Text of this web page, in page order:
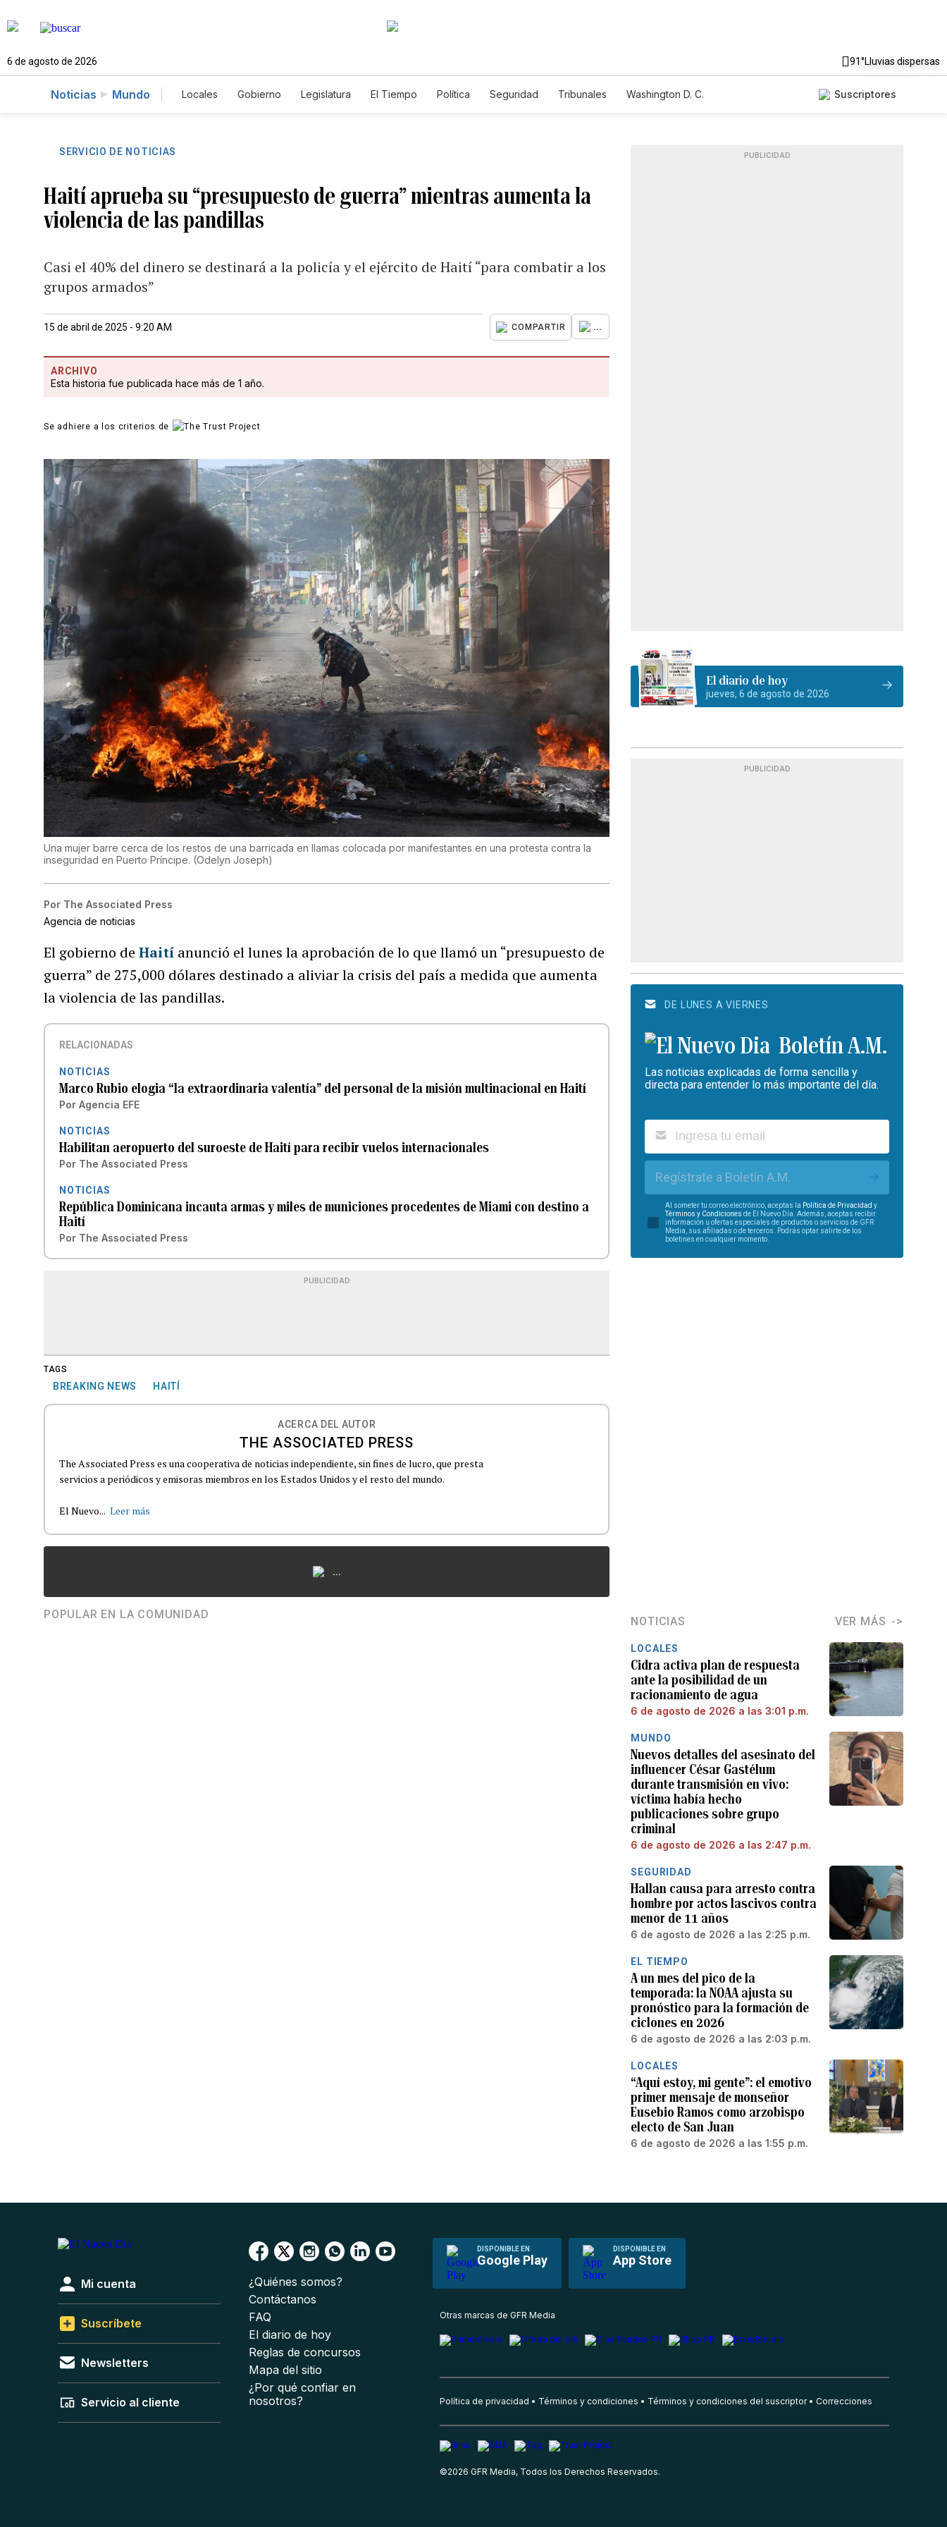
6 de agosto de 2026 91°Lluvias dispersas
Noticias Mundo Locales Gobierno Legislatura El Tiempo Política Seguridad Tribunales
Washington D. C.
Suscriptores
SERVICIO DE NOTICIAS
Haití aprueba su “presupuesto de guerra” mientras aumenta la
violencia de las pandillas
Casi el 40% del dinero se destinará a la policía y el ejército de Haití “para combatir a los
grupos armados”
15 de abril de 2025 - 9:20 AM COMPARTIR ...
ARCHIVO
Esta historia fue publicada hace más de 1 año.
Se adhiere a los criterios de
Una mujer barre cerca de los restos de una barricada en llamas colocada por manifestantes en una protesta contra la
inseguridad en Puerto Príncipe. (Odelyn Joseph)
Por The Associated Press
Agencia de noticias
El gobierno deHaití anunció el lunes la aprobación de lo que llamó un “presupuesto de
guerra” de 275,000 dólares destinado a aliviar la crisis del país a medida que aumenta
la violencia de las pandillas.
RELACIONADAS
NOTICIAS
Marco Rubio elogia “la extraordinaria valentía” del personal de la misión multinacional en Haití
Por Agencia EFE
NOTICIAS
Habilitan aeropuerto del suroeste de Haití para recibir vuelos internacionales
Por The Associated Press
NOTICIAS
República Dominicana incauta armas y miles de municiones procedentes de Miami con destino a
Haití
Por The Associated Press
PUBLICIDAD
TAGS
BREAKING NEWS HAITÍ
ACERCA DEL AUTOR
THE ASSOCIATED PRESS
The Associated Press es una cooperativa de noticias independiente, sin fines de lucro, que presta
servicios a periódicos y emisoras miembros en los Estados Unidos y el resto del mundo.
El Nuevo... Leer más
...
POPULAR EN LA COMUNIDAD
PUBLICIDAD
El diario de hoy
jueves, 6 de agosto de 2026
PUBLICIDAD
DE LUNES A VIERNES
Boletín A.M.
Las noticias explicadas de forma sencilla y
directa para entender lo más importante del día.
Regístrate a Boletín A.M.
Al someter tu correo electrónico, aceptas la Política de Privacidad y
Términos y Condiciones de El Nuevo Día. Además, aceptas recibir
información u ofertas especiales de productos o servicios de GFR
Media, sus afiliadas o de terceros. Podrás optar salirte de los
boletines en cualquier momento.
NOTICIAS VER MÁS
LOCALES
Cidra activa plan de respuesta
ante la posibilidad de un
racionamiento de agua
6 de agosto de 2026 a las 3:01 p.m.
MUNDO
Nuevos detalles del asesinato del
influencer César Gastélum
durante transmisión en vivo:
víctima había hecho
publicaciones sobre grupo
criminal
6 de agosto de 2026 a las 2:47 p.m.
SEGURIDAD
Hallan causa para arresto contra
hombre por actos lascivos contra
menor de 11 años
6 de agosto de 2026 a las 2:25 p.m.
EL TIEMPO
A un mes del pico de la
temporada: la NOAA ajusta su
pronóstico para la formación de
ciclones en 2026
6 de agosto de 2026 a las 2:03 p.m.
LOCALES
“Aquí estoy, mi gente”: el emotivo
primer mensaje de monseñor
Eusebio Ramos como arzobispo
electo de San Juan
6 de agosto de 2026 a las 1:55 p.m.
DISPONIBLE EN
Google Play
DISPONIBLE EN
App Store
Mi cuenta
Suscríbete
Newsletters
Servicio al cliente
¿Quiénes somos?
Contáctanos
FAQ
El diario de hoy
Reglas de concursos
Mapa del sitio
¿Por qué confiar en
nosotros?
Otras marcas de GFR Media
Política de privacidad Términos y condiciones Términos y condiciones del suscriptor Correcciones
©2026 GFR Media, Todos los Derechos Reservados.